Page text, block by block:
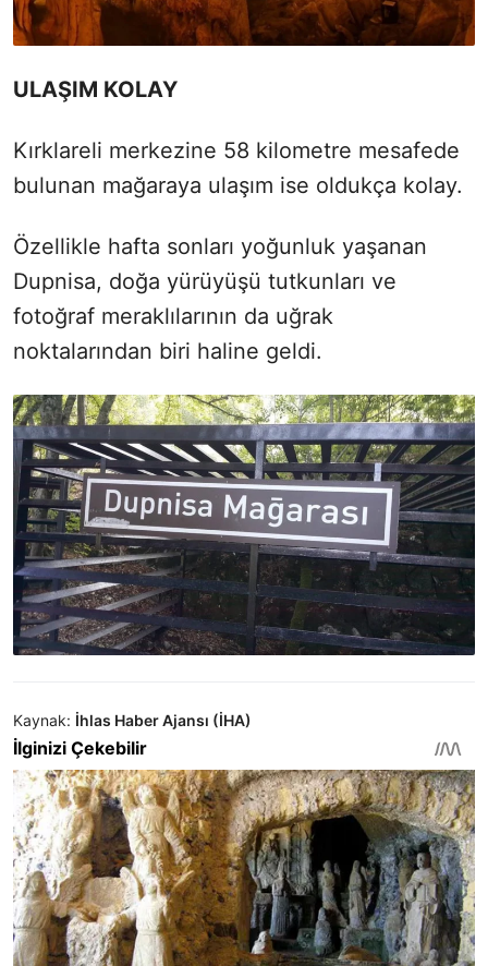
ULAŞIM KOLAY
Kırklareli merkezine 58 kilometre mesafede
bulunan mağaraya ulaşım ise oldukça kolay.
Özellikle hafta sonları yoğunluk yaşanan
Dupnisa, doğa yürüyüşü tutkunları ve
fotoğraf meraklılarının da uğrak
noktalarından biri haline geldi.
Kaynak: İhlas Haber Ajansı (İHA)